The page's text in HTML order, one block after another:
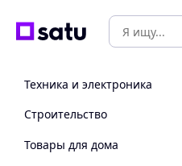
Техника и электроника
Строительство
Товары для дома